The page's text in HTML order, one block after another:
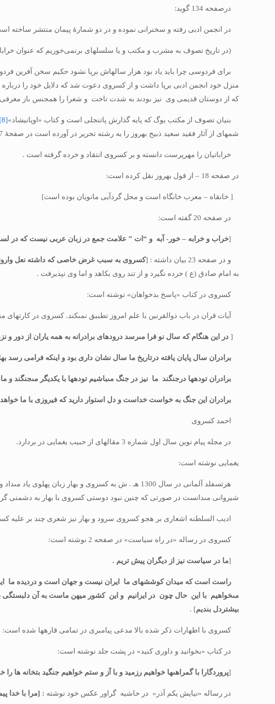
درصفحه 134 گوید:
در انجمن ادبى رفته و سخنرانى نموده و در دو شمارۀ پیمان منتشر ساخته
(در تاریخ تصوف به مشرب و مكتب و یا سلسله‏اى برنمی‌خوریم که عنوان
براى فردوسى چرا باید یاد بود هزار ساله‏اش برپا نشود حكیم سخن آفرین
منزل خود انجمن ادبى برپا داشت و از كسروى دعوت شد كه دلایل خود را
كه از دوستان قدیمى وى نیز بودند به شدت تاخت و شعرا را همجنس باز
بنیان تصوف از مكتب یوگ كه پایه گذارش پاتنجلى است و كتاب «اوپانیشاد»[8]
شمه‏اى از آثار فقید سعید ذبیح بهروز را به رشته تحریر در آورده است در صفحۀ 17 آن می­نویسد:
خراباتیان را مهرپرست دانسته و بر كسروى انتقاد و خرده گرفته است .
در صفحه 18 – از قول بهروز نقل كرده است:
[ خانقاه – معرب خانگاه است و محل گردآیى مانویان بوده است]
در صفحه 20 گفته است:
[خراب و خرابه – خور- آبه و “ات ” علامت جمع در زبان عربى نیست كه در
و در صفحه 23 بیان داشته : [ كسروى به سبب غرض خاصى كه داشته نعل
به امام صادق (ع ) خرده نگیرد و از تند روى بكاهد و اما وى نپذیرفت .
كسروى در كتاب «پاسخ بدخواهان» نوشته است:
آیات قران در باب ذوالقرنین با علم امروز تطبیق نمى‏كند. كسروى در
[در این هنگام كه سال نو فرا مى‏رسد درودهاى برادرانه به همه یاران از دور و
برادران سال پایان یافته درتاریخ ما سال نشان دارى بود و اینكه فرا­مى رسد
برادران توده‏ها درجنگند ما نیز در جنگ مى‏باشیم توده‏ها با یكدیگر مى‏جنگند و
برادران این جنگ به خواست خداست و دل استوار دارید كه فیروزى با ما خواهد
احمد كسروى
در مجله پیام نوین سال اول شماره 3 مقاله‏اى از حبیب یغمایى در بردارد.
یغمایى نوشته است:
هرتسفلد آلمانى در سال 1300 هـ . ش به كسروى و بهار
شیروانى مى‏دانست در صورتى كه چنین نبود دوستى كسروى با بهار به دشمنى
ادیب السلطنه اشعارى بر هجو كسروى سرود و بهار نیز شعرى چند بر علیه
كسروى در رساله «در راه سیاست» در صفحه 2 نوشته است:
[ما در سیاست نیز از دیگران پیش تریم .
راست است كه میدان كوششهاى ما ایران نیست و جهان است و دردیده ما
مى‏خواهیم با این حال چون در ایرانیم و این كشور میهن ماست به آن دلبستگى
بیشتردل بندیم] .
كسروى با اظهارات ذكر شده بالا مدعى پیامبرى در تمامى قاره‏ها شده است:
در كتاب «بخوانید و داورى كنید» در پشت جلد نوشته است:
[پروردگارا با گمراهى‏ها خواهیم رزمید و با آز و ستم خواهیم جنگید بتخانه ها
در رساله «نیایش یكم آذر» در حاشیه گراور عكس خود نوشته : [مرا با خدا